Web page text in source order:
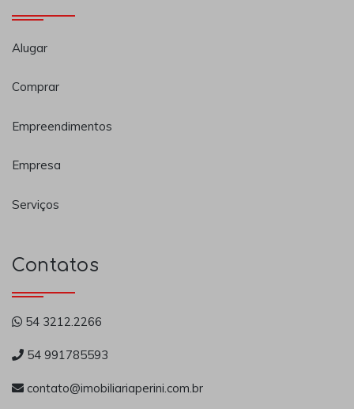
Alugar
Comprar
Empreendimentos
Empresa
Serviços
Contatos
54 3212.2266
54 991785593
contato@imobiliariaperini.com.br